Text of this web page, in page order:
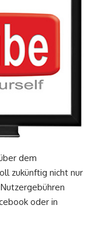
dem
zukünftig nicht nur
oder in